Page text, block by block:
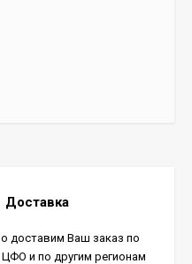
Доставка
доставим Ваш заказ по
и по другим регионам